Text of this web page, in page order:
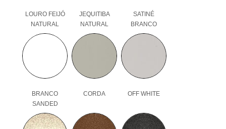
LOURO FEIJÓ
NATURAL
JEQUITIBA
NATURAL
SATINÉ
BRANCO
BRANCO
SANDED
CORDA OFF WHITE